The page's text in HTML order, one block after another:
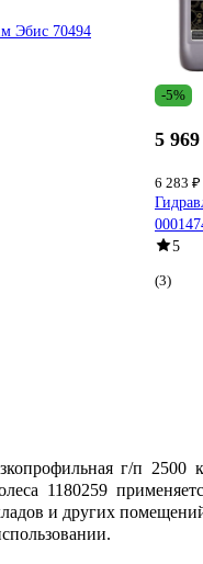
Эбис 70494
-5%
5
6 283 ₽
5
(3)
г/п 2500
1180259
и других